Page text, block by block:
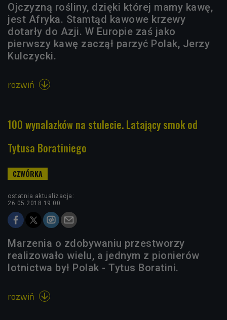
Ojczyzną rośliny, dzięki której mamy kawę,
jest Afryka. Stamtąd kawowe krzewy
dotarły do Azji. W Europie zaś jako
pierwszy kawę zaczął parzyć Polak, Jerzy
Kulczycki.
rozwiń 
100 wynalazków na stulecie. Latający smok od
Tytusa Boratiniego
ostatnia aktualizacja:
26.05.2018 19:00
Marzenia o zdobywaniu przestworzy
realizowało wielu, a jednym z pionierów
lotnictwa był Polak - Tytus Boratini.
rozwiń 